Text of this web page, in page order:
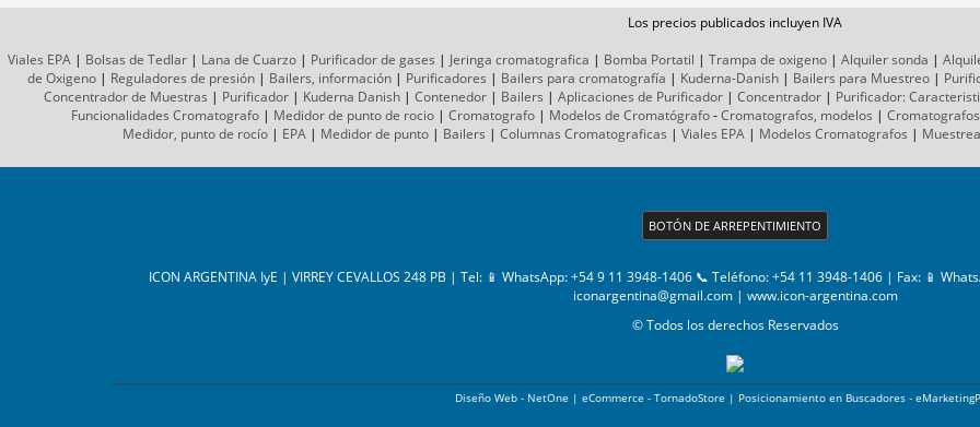
Los precios publicados incluyen IVA
Viales EPA| Bolsas de Tedlar| Lana de Cuarzo| Purificador de gases | Jeringa cromatografica | Bomba Portatil | Trampa de oxigeno| Alquiler sonda |
de Oxigeno | Reguladores de presión | Bailers, información | Purificadores | Bailers para cromatografía | Kuderna-Danish | Bailers para Muestreo |
Concentrador de Muestras | Purificador | Kuderna Danish | Contenedor | Bailers | Aplicaciones de Purificador | Concentrador | Purificador:
Funcionalidades Cromatografo| Medidor de punto de rocio| Cromatografo| Modelos de Cromatógrafo-Cromatografos, modelos |
Medidor, punto de rocío | EPA | Medidor de punto | Bailers | Columnas Cromatograficas | Viales EPA | Modelos Cromatografos |
BOTÓN DE ARREPENTIMIENTO
ICON ARGENTINA IyE | VIRREY CEVALLOS 248 PB | Tel: 📱 WhatsApp: +54 9 11 3948-1406 📞 Teléfono: +54 11 3948-1406 | Fax: 📱
iconargentina@gmail.com| www.icon-argentina.com
© Todos los derechos Reservados
Diseño Web - NetOne | eCommerce - TornadoStore | Posicionamiento en Buscadores -